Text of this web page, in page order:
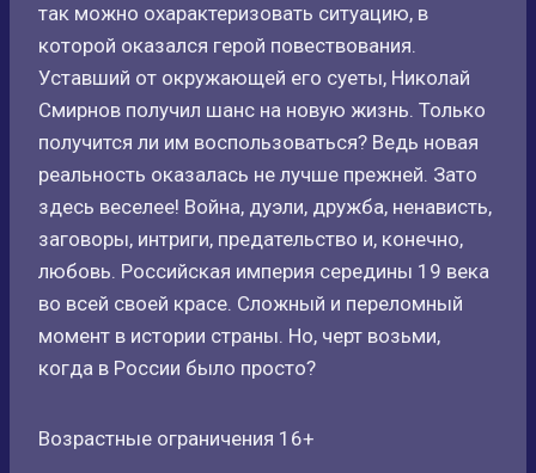
так можно охарактеризовать ситуацию, в
которой оказался герой повествования.
Уставший от окружающей его суеты, Николай
Смирнов получил шанс на новую жизнь. Только
получится ли им воспользоваться? Ведь новая
реальность оказалась не лучше прежней. Зато
здесь веселее! Война, дуэли, дружба, ненависть,
заговоры, интриги, предательство и, конечно,
любовь. Российская империя середины 19 века
во всей своей красе. Сложный и переломный
момент в истории страны. Но, черт возьми,
когда в России было просто?
Возрастные ограничения 16+